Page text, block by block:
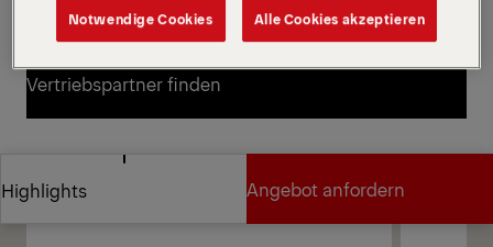
Angebot anfordern
Angebot anfordern
Vertriebspartner finden
Vertriebspartner finden
Highlights
Angebot anfordern
Diagramme
Notwendige Cookies Alle Cookies akzeptieren